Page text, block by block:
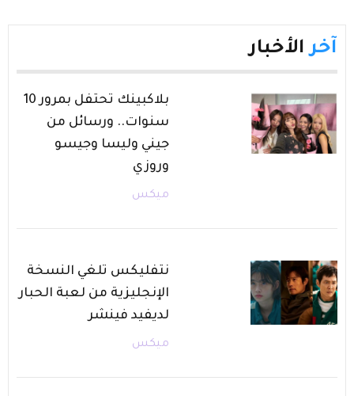
آخر الأخبار
بلاكبينك تحتفل بمرور 10
سنوات.. ورسائل من
جيني وليسا وجيسو
وروزي
ميكس
نتفليكس تلغي النسخة
الإنجليزية من لعبة الحبار
لديفيد فينشر
ميكس